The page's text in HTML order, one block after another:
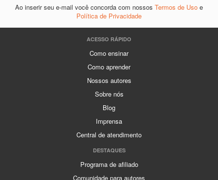
Ao inserir seu e-mail você concorda com nossos Termos de Uso e
Política de Privacidade
ACESSO RÁPIDO
Como ensinar
Como aprender
Nossos autores
Sobre nós
Blog
Imprensa
Central de atendimento
DESTAQUES
Programa de afiliado
Comunidade para autores